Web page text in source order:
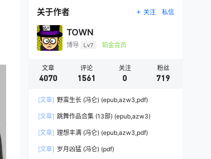
关于作者 关注 私信
TOWN
博导 Lv7 铂金会员
文章
4070
评论
1561
关注
0
粉丝
719
[文章] 野蛮生长 (冯仑) (epub,azw3,pdf)
[文章] 跳舞作品合集 (13部) (epub,azw3)
[文章] 理想丰满 (冯仑) (epub,azw3,pdf)
[文章] 岁月凶猛 (冯仑) (pdf)